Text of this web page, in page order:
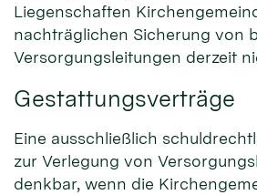
Liegenschaften
nachträglichen Sicherung von
Versorgungsleitungen derzeit
Gestattungsverträge
Eine ausschließlich
zur Verlegung von
denkbar, wenn die